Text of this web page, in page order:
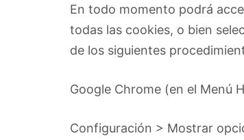
En todo momento podrá
todas las cookies, o bien
de los siguientes
Google Chrome (en el Menú
Configuración > Mostrar